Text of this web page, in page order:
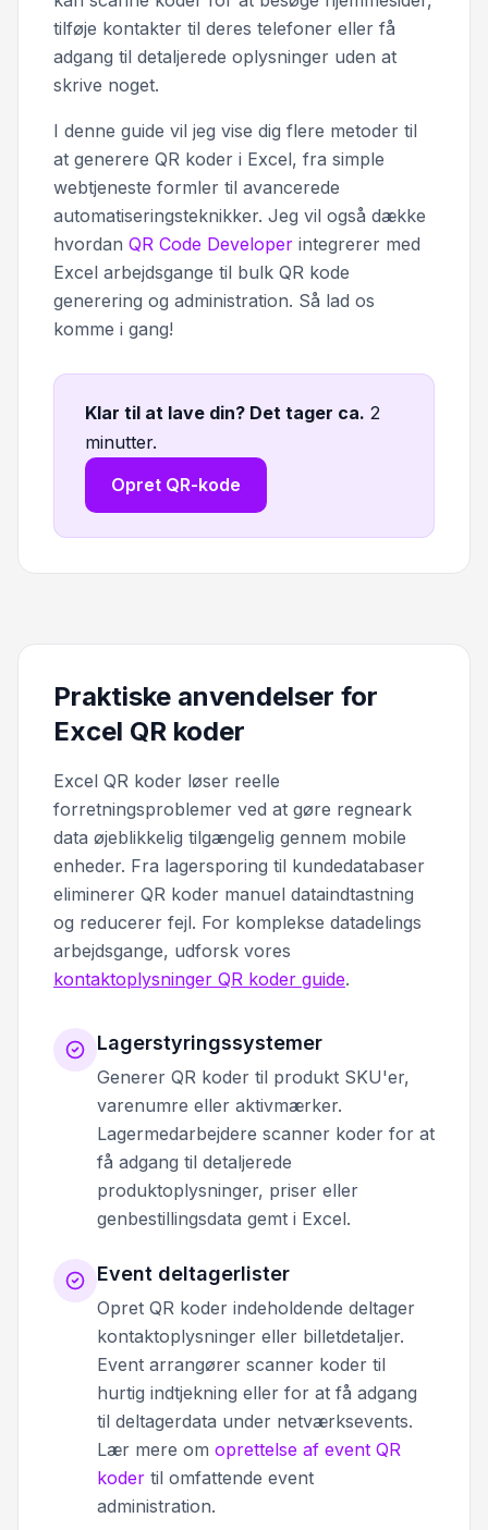
tilføje kontakter til deres telefoner eller få
adgang til detaljerede oplysninger uden at
skrive noget.
I denne guide vil jeg vise dig flere metoder til
at generere QR koder i Excel, fra simple
webtjeneste formler til avancerede
automatiseringsteknikker. Jeg vil også dække
hvordan QR Code Developer integrerer med
Excel arbejdsgange til bulk QR kode
generering og administration. Så lad os
komme i gang!
Klar til at lave din? Det tager ca. 2
minutter.
Opret QR-kode
Praktiske anvendelser for
Excel QR koder
Excel QR koder løser reelle
forretningsproblemer ved at gøre regneark
data øjeblikkelig tilgængelig gennem mobile
enheder. Fra lagersporing til kundedatabaser
eliminerer QR koder manuel dataindtastning
og reducerer fejl. For komplekse datadelings
arbejdsgange, udforsk vores
kontaktoplysninger QR koder guide.
Lagerstyringssystemer
Generer QR koder til produkt SKU'er,
varenumre eller aktivmærker.
Lagermedarbejdere scanner koder for at
få adgang til detaljerede
produktoplysninger, priser eller
genbestillingsdata gemt i Excel.
Event deltagerlister
Opret QR koder indeholdende deltager
kontaktoplysninger eller billetdetaljer.
Event arrangører scanner koder til
hurtig indtjekning eller for at få adgang
til deltagerdata under netværksevents.
Lær mere om oprettelse af event QR
koder til omfattende event
administration.